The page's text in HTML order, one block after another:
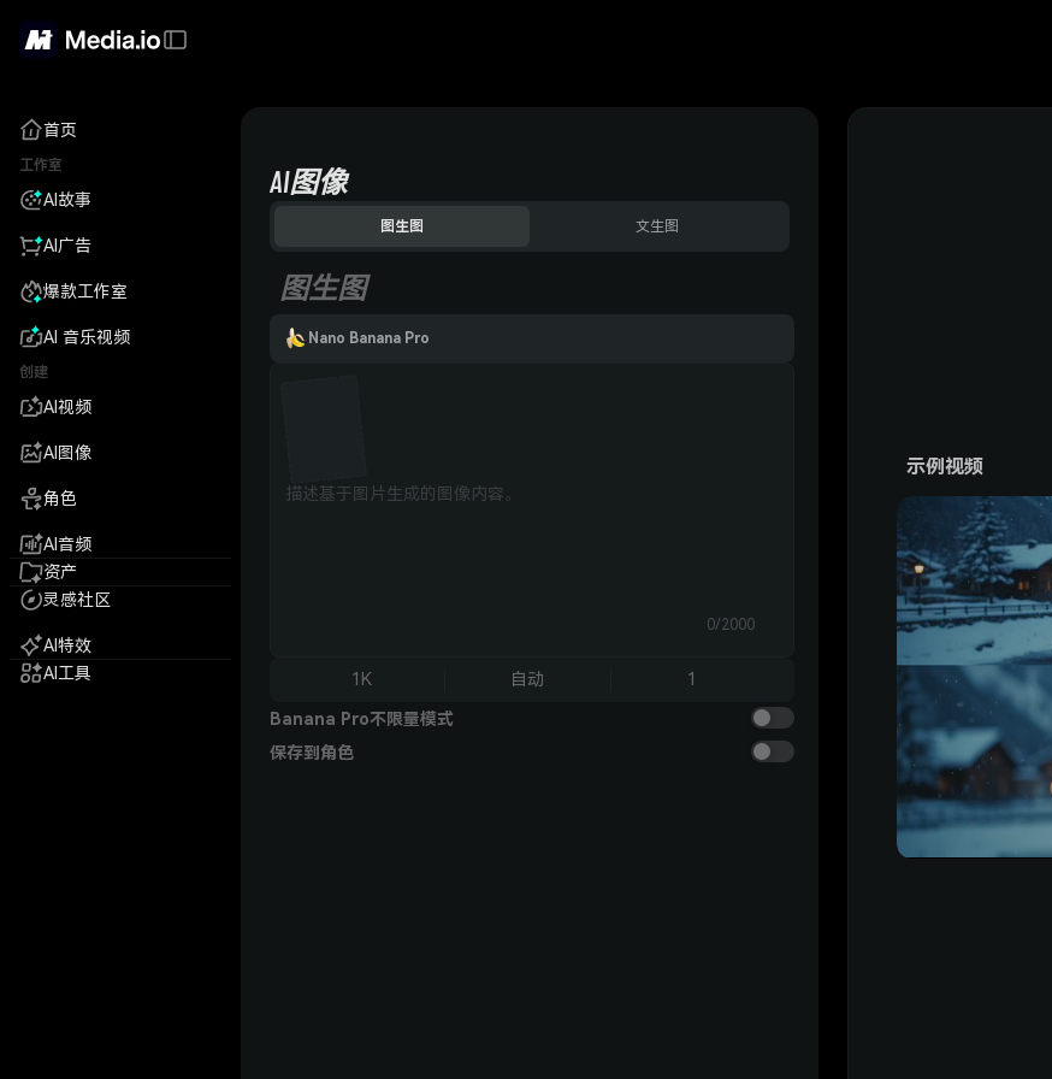
首页
工作室
AI故事
AI广告
爆款工作室
AI 音乐视频
创建
AI视频
AI图像
角色
AI音频
资产
灵感社区
AI特效
AI工具
AI图像
图生图 文生图
图生图
Nano Banana Pro
0/2000
1K 自动 1
Banana Pro不限量模式
保存到角色
示例视频